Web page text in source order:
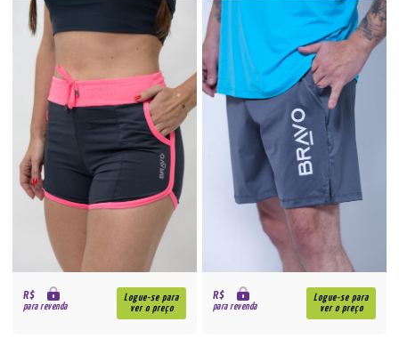
R$
para revenda
Logue-se para
ver o preço
R$
para revenda
Logue-se para
ver o preço